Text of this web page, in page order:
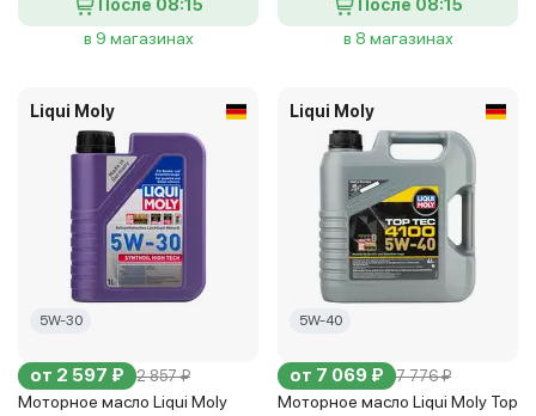
После 08:15
в 9 магазинах
После 08:15
в 8 магазинах
Liqui Moly
5W-30
от 2 597 ₽ 2 857 ₽
Моторное масло Liqui Moly
Liqui Moly
5W-40
от 7 069 ₽ 7 776 ₽
Моторное масло Liqui Moly Top